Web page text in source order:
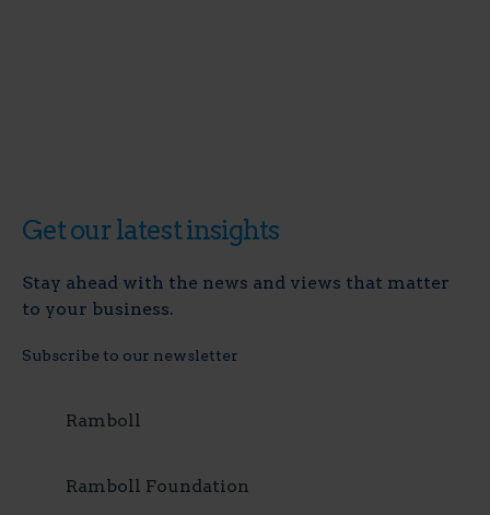
Get our latest insights
Stay ahead with the news and views that matter
to your business.
Subscribe to our newsletter
Ramboll
Ramboll Foundation